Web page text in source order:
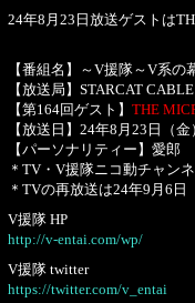
24年8月23日放送ゲストは
【番組名】～V援隊～V系
【放送局】STARCAT
【第164回ゲスト】 THE
【放送日】24年8月23日（
【パーソナリティー】愛郎
＊TV・V援隊ニコ動チャン
＊TVの再放送は24年9月6日
V援隊 HP
http://v-entai.com/wp/
V援隊 twitter
https://twitter.com/v_entai